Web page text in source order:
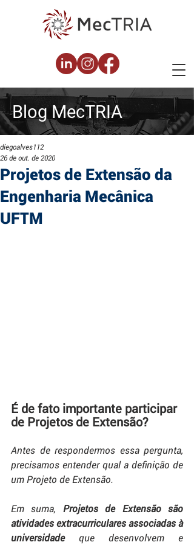
Blog MecTRIA
Projetos de Extensão da
Engenharia Mecânica
UFTM
diegoalves112
26 de out. de 2020
É de fato importante participar
de Projetos de Extensão?
Antes de respondermos essa pergunta,
precisamos entender qual a definição de
um Projeto de Extensão.
Em suma, Projetos de Extensão são
atividades extracurriculares associadas à
universidade que desenvolvem e